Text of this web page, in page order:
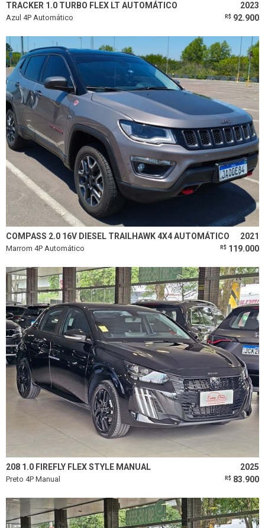
TRACKER 1.0 TURBO FLEX LT AUTOMÁTICO 2023
Azul 4P Automático R$ 92.900
COMPASS 2.0 16V DIESEL TRAILHAWK 4X4 AUTOMÁTICO 2021
Marrom 4P Automático R$ 119.000
208 1.0 FIREFLY FLEX STYLE MANUAL 2025
Preto 4P Manual R$ 83.900